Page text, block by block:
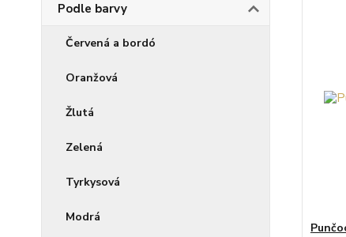
Podle barvy
Červená a bordó
Oranžová
Žlutá
Zelená
Tyrkysová
Modrá